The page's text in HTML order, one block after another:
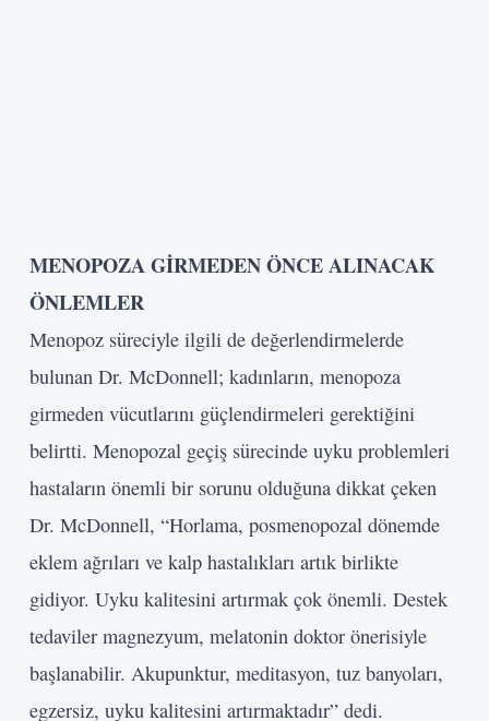
MENOPOZA GİRMEDEN ÖNCEALINACAK
ÖNLEMLER
Menopoz süreciyle ilgili de değerlendirmelerde
bulunan Dr. McDonnell; kadınların, menopoza
girmeden vücutlarını güçlendirmeleri gerektiğini
belirtti. Menopozal geçiş sürecinde uyku problemleri
hastaların önemli bir sorunu olduğuna dikkat çeken
Dr. McDonnell, “Horlama, posmenopozal dönemde
eklem ağrıları ve kalp hastalıkları artık birlikte
gidiyor. Uyku kalitesini artırmak çok önemli. Destek
tedaviler magnezyum, melatonin doktor önerisiyle
başlanabilir. Akupunktur, meditasyon, tuz banyoları,
egzersiz, uyku kalitesini artırmaktadır” dedi.